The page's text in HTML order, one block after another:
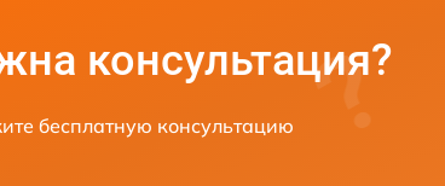
консультация?
бесплатную консультацию